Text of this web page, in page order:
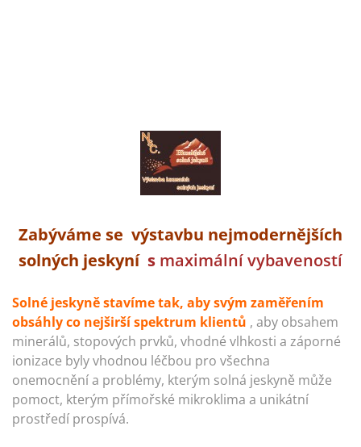
Zabýváme se výstavbu nejmodernějších
solných jeskyní s maximální vybaveností
Solné jeskyně stavíme tak, aby svým zaměřením
obsáhly co nejširší spektrum klientů , aby obsahem
minerálů, stopových prvků, vhodné vlhkosti a záporné
ionizace byly vhodnou léčbou pro všechna
onemocnění a problémy, kterým solná jeskyně může
pomoct, kterým přímořské mikroklima a unikátní
prostředí prospívá.